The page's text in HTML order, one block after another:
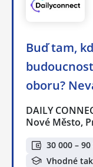
Buď tam,
oboru?
DAILY
Nové Město,
30 000 – 90
Vhodné